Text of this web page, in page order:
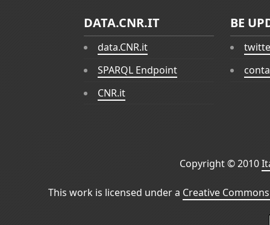
DATA.CNR.IT
data.CNR.it
SPARQL Endpoint
CNR.it
BE
Copyright © 2010
This work is licensed under a Creative